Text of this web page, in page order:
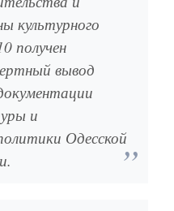
культурного
получен
вывод
и
Одесской